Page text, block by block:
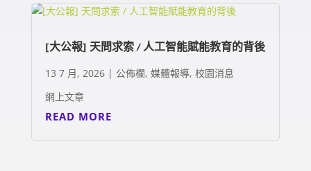
[大公報] 天問求索 / 人工智能賦能教育的背後
13 7 月, 2026| 公佈欄, 媒體報導, 校園消息
網上文章
READ MORE